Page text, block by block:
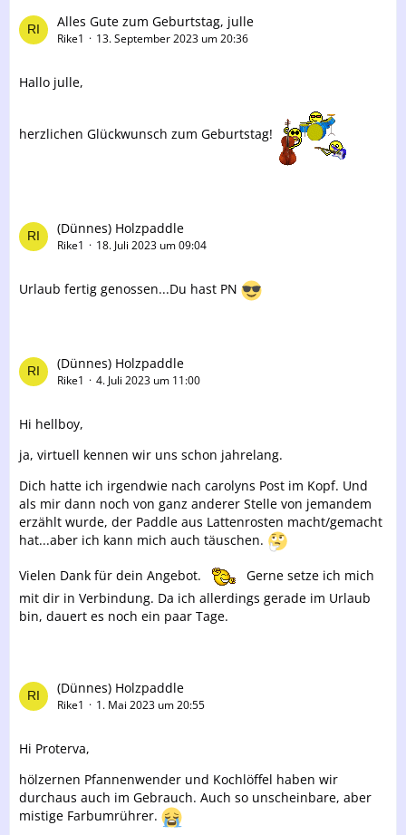
Alles Gute zum Geburtstag, julle
Rike1 13. September 2023 um 20:36
Hallo julle,
herzlichen Glückwunsch zum Geburtstag!
(Dünnes) Holzpaddle
Rike1 18. Juli 2023 um 09:04
Urlaub fertig genossen...Du hast PN
(Dünnes) Holzpaddle
Rike1 4. Juli 2023 um 11:00
Hi hellboy,
ja, virtuell kennen wir uns schon jahrelang.
Dich hatte ich irgendwie nach carolyns Post im Kopf. Und
als mir dann noch von ganz anderer Stelle von jemandem
erzählt wurde, der Paddle aus Lattenrosten macht/gemacht
hat...aber ich kann mich auch täuschen.
Vielen Dank für dein Angebot.
Gerne setze ich mich
mit dir in Verbindung. Da ich allerdings gerade im Urlaub
bin, dauert es noch ein paar Tage.
(Dünnes) Holzpaddle
Rike1 1. Mai 2023 um 20:55
Hi Proterva,
hölzernen Pfannenwender und Kochlöffel haben wir
durchaus auch im Gebrauch. Auch so unscheinbare, aber
mistige Farbumrührer.